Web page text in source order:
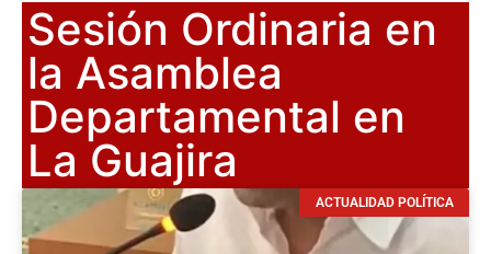
Sesión Ordinaria en
la Asamblea
Departamental en
La Guajira
ACTUALIDAD POLÍTICA